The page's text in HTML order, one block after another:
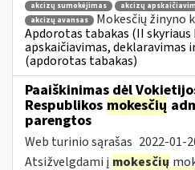
akcizų sumokėjimas
akcizų
akcizų avansas
Mokesčių žinyno
Apdorotas tabakas (II skyriaus
apskaičiavimas, deklaravimas
(apdorotas tabakas)
Paaiškinimas dėl
Respublikos mokesčių
parengtos
Web turinio sąrašas 2022-01-
Atsižvelgdami į mokesčių